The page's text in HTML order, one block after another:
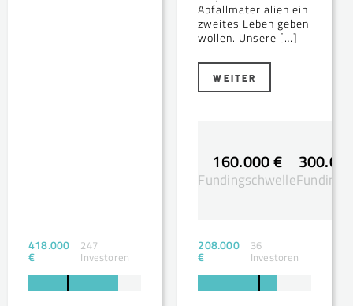
418.000
€
247
Investoren
Abfallmaterialien ein
zweites Leben geben
wollen. Unsere […]
WEITER
160.000 €
Fundingschwelle
208.000
€
36
Investoren